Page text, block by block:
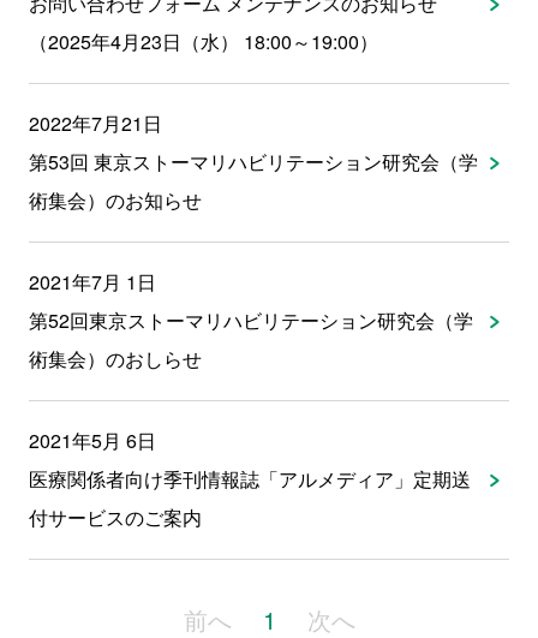
（2025年4月23日（水） 18:00～19:00）
2022年7月21日
第53回 東京ストーマリハビリテーション研究会（学
術集会）のお知らせ
2021年7月 1日
第52回東京ストーマリハビリテーション研究会（学
術集会）のおしらせ
2021年5月 6日
医療関係者向け季刊情報誌「アルメディア」定期送
付サービスのご案内
前へ 1 次へ